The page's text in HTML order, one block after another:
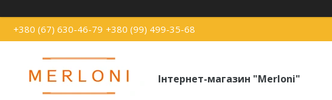
+380 (67) 630-46-79 +380 (99) 499-35-68
Інтернет-магазин "Merloni"